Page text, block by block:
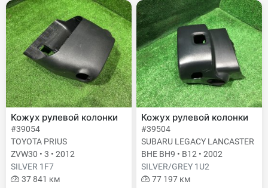
Кожух рулевой колонки
#39054
TOYOTA PRIUS
ZVW30 • 3 • 2012
SILVER 1F7
37 841 км
Кожух рулевой колонки
#39504
SUBARU LEGACY LANCASTER
BHE BH9 • B12 • 2002
SILVER/GREY 1U2
77 197 км